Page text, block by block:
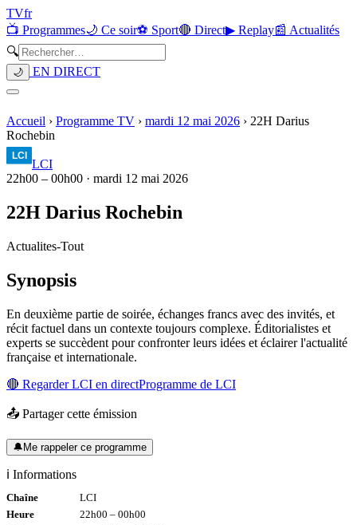
TVfr
📺 Programmes🌙 Ce soir⚽ Sport🔴 Direct▶ Replay📰 Actualités
🔍
🌙 EN DIRECT
Accueil › Programme TV › mardi 12 mai 2026 › 22H Darius
Rochebin
LCI
22h00 – 00h00 · mardi 12 mai 2026
22H Darius Rochebin
Actualites-Tout
Synopsis
En deuxième partie de soirée, échanges francs avec des invités, et
récit factuel dans un contexte toujours complexe. Éditorialistes et
experts se succèdent pour confronter leurs idées et éclairer l'actualité
française et internationale.
🔴 RegarderLCI en directProgramme de LCI
📤 Partager cette émission
🔔Me rappeler ce programme
ℹ️ Informations
Chaîne
LCI
Heure
22h00 – 00h00